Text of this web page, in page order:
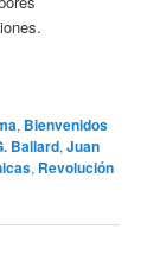
, Bienvenidos
Ballard,Juan
, Revolución